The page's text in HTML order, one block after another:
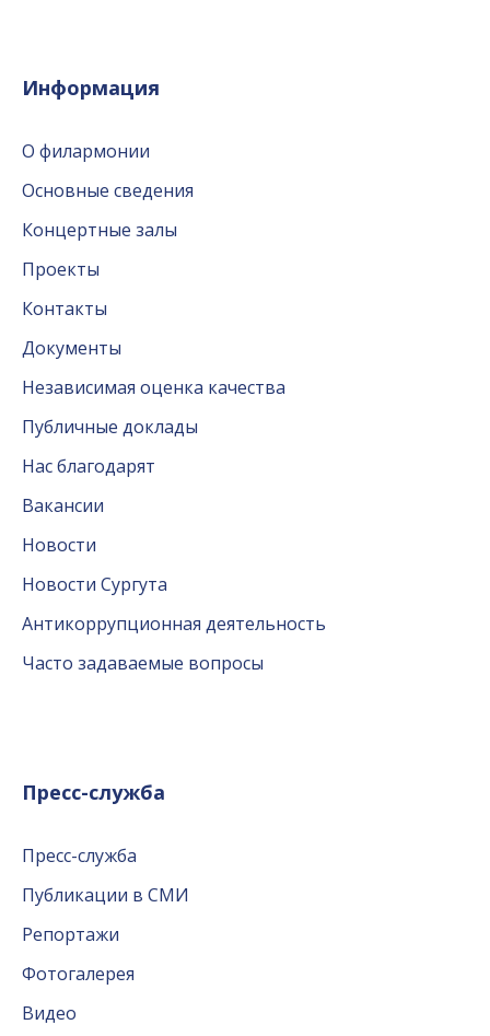
Информация
О филармонии
Основные сведения
Концертные залы
Проекты
Контакты
Документы
Независимая оценка качества
Публичные доклады
Нас благодарят
Вакансии
Новости
Новости Сургута
Антикоррупционная деятельность
Часто задаваемые вопросы
Пресс-служба
Пресс-служба
Публикации в СМИ
Репортажи
Фотогалерея
Видео